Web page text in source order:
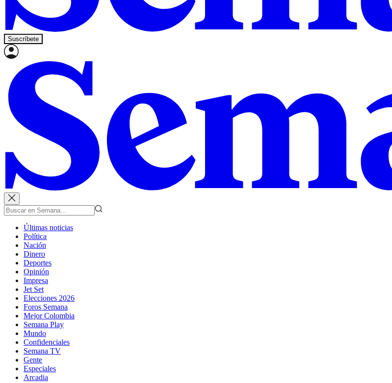
Suscríbete
Últimas noticias
Política
Nación
Dinero
Deportes
Opinión
Impresa
Jet Set
Elecciones 2026
Foros Semana
Mejor Colombia
Semana Play
Mundo
Confidenciales
Semana TV
Gente
Especiales
Arcadia